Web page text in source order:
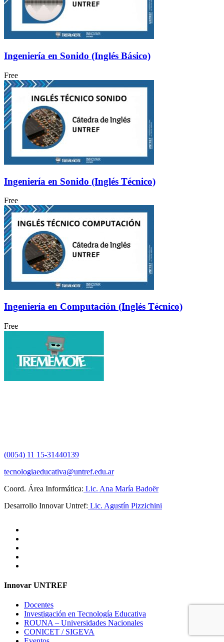
Ingeniería en Sonido (Inglés Básico)
Free
Ingeniería en Sonido (Inglés Técnico)
Free
Ingeniería en Computación (Inglés Técnico)
Free
(0054) 11 15-31440139
tecnologiaeducativa@untref.edu.ar
Coord. Área Informática: Lic. Ana María Badoër
Desarrollo Innovar Untref: Lic. Agustín Pizzichini
Innovar UNTREF
Docentes
Investigación en Tecnología Educativa
ROUNA – Universidades Nacionales
CONICET / SIGEVA